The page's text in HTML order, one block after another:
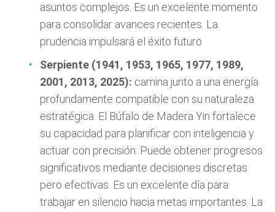
asuntos complejos. Es un excelente momento
para consolidar avances recientes. La
prudencia impulsará el éxito futuro
Serpiente (1941, 1953, 1965, 1977, 1989,
2001, 2013, 2025): camina junto a una energía
profundamente compatible con su naturaleza
estratégica. El Búfalo de Madera Yin fortalece
su capacidad para planificar con inteligencia y
actuar con precisión. Puede obtener progresos
significativos mediante decisiones discretas
pero efectivas. Es un excelente día para
trabajar en silencio hacia metas importantes. La